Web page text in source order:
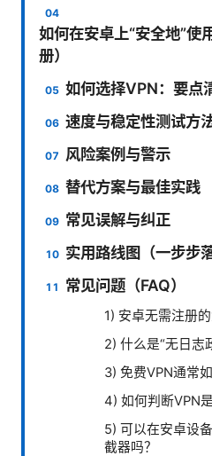
如何在安卓上“安全地”使
册）
如何选择VPN：要点
速度与稳定性测试方
风险案例与警示
替代方案与最佳实践
常见误解与纠正
实用路线图（一步步落
常见问题（FAQ）
1) 安卓无需注册
2) 什么是“无日志
3) 免费VPN通常
4) 如何判断VPN
5) 可以在安卓设
截器吗？